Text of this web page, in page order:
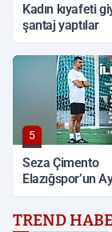
Kadın kıyafeti
şantaj yaptılar
5
Seza Çimento
Elazığspor’un
11’i belli oldu
TREND